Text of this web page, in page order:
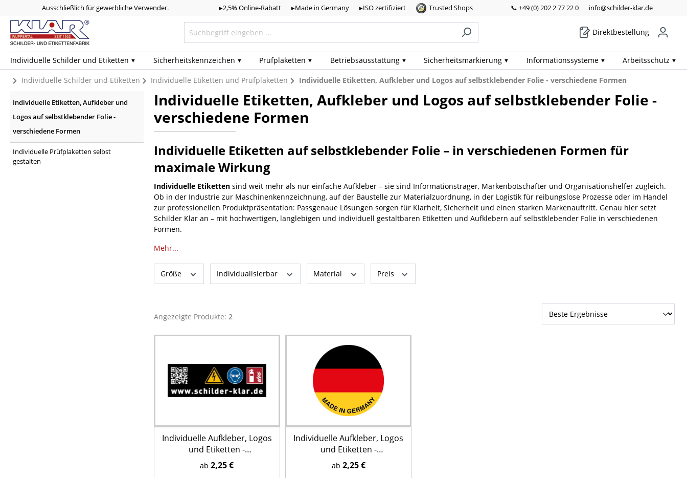
Ausschließlich für gewerbliche Verwender. ▸2,5% Online-Rabatt ▸Made in Germany ▸ISO zertifiziert Trusted Shops 📞 +49 (0) 202 2 77 22 0 info@schilder-klar.de
Direktbestellung
Individuelle Schilder und Etiketten Sicherheits­kennzeichen Prüf­plaketten Betriebs­ausstattung Sicherheits­markierung Informations­systeme Arbeits­schutz
Individuelle Schilder und Etiketten Individuelle Etiketten und Prüfplaketten Individuelle Etiketten, Aufkleber und Logos auf selbstklebender Folie - verschiedene Formen
Individuelle Etiketten, Aufkleber und
Logos auf selbstklebender Folie -
verschiedene Formen
Individuelle Prüfplaketten selbst
gestalten
Individuelle Etiketten, Aufkleber und Logos auf selbstklebender Folie -
verschiedene Formen
Individuelle Etiketten auf selbstklebender Folie – in verschiedenen Formen für
maximale Wirkung
Individuelle Etikettensind weit mehr als nur einfache Aufkleber – sie sind Informationsträger, Markenbotschafter und Organisationshelfer zugleich.
Ob in der Industrie zur Maschinenkennzeichnung, auf der Baustelle zur Materialzuordnung, in der Logistik für reibungslose Prozesse oder im Handel
zur professionellen Produktpräsentation: Passgenaue Lösungen sorgen für Klarheit, Sicherheit und einen starken Markenauftritt. Genau hier setzt
Schilder Klar an – mit hochwertigen, langlebigen und individuell gestaltbaren Etiketten und Aufklebern auf selbstklebender Folie in verschiedenen
Formen.
Mehr...
Größe Individualisierbar Material Preis
Angezeigte Produkte: 2
Individuelle Aufkleber, Logos
und Etiketten -
selbstklebende Folie,
rechteckig
ab2,25 €
Individuelle Aufkleber, Logos
und Etiketten -
selbstklebende Folie,
kreisförmig/dreieckig
ab 2,25 €